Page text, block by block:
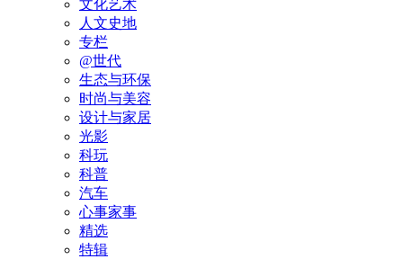
文化艺术
人文史地
专栏
@世代
生态与环保
时尚与美容
设计与家居
光影
科玩
科普
汽车
心事家事
精选
特辑